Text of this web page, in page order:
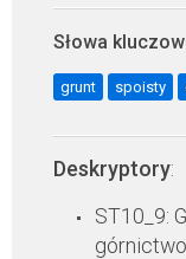
Słowa
grunt spoisty
Deskryptory:
ST10_9:
górnictwo